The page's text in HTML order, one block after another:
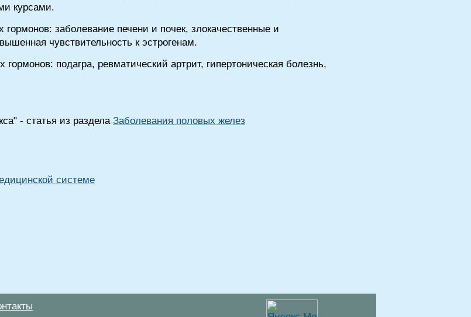
курсами.
заболевание печени и почек, злокачественные и
чувствительность к эстрогенам.
подагра, ревматический артрит, гипертоническая болезнь,
- статья из раздела Заболевания половых желез
системе